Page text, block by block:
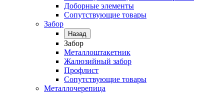
Доборные элементы
Сопутствующие товары
Забор
Назад
Забор
Металлоштакетник
Жалюзийный забор
Профлист
Сопутствующие товары
Металлочерепица